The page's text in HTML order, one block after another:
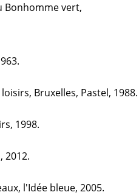
Bonhomme vert,
Bruxelles, Pastel, 1988.
1998.
2012.
l'Idée bleue, 2005.